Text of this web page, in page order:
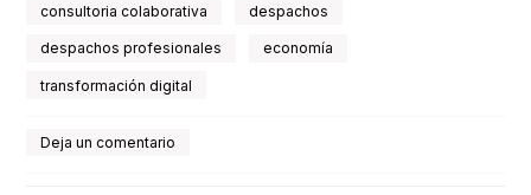
consultoria colaborativa despachos
despachos profesionales economía
transformación digital
Deja un comentario